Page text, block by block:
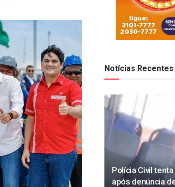
Notícias Recentes
Polícia Civil
após denúncia